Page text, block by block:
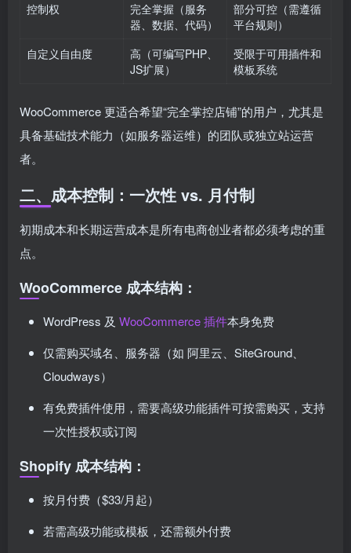
控制权
完全掌握（服务
器、数据、代码）
部分可控（需遵循
平台规则）
自定义自由度
高（可编写PHP、
JS扩展）
受限于可用插件和
模板系统
WooCommerce 更适合希望“完全掌控店铺”的用户，尤其是
具备基础技术能力（如服务器运维）的团队或独立站运营
者。
二、成本控制：一次性 vs. 月付制
初期成本和长期运营成本是所有电商创业者都必须考虑的重
点。
WooCommerce 成本结构：
WordPress 及 WooCommerce 插件本身免费
仅需购买域名、服务器（如 阿里云、SiteGround、
Cloudways）
有免费插件使用，需要高级功能插件可按需购买，支持
一次性授权或订阅
Shopify 成本结构：
按月付费（$33/月起）
若需高级功能或模板，还需额外付费